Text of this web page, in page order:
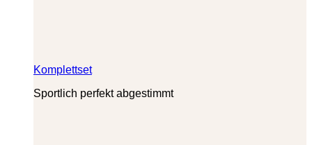
Komplettset
Sportlich perfekt abgestimmt